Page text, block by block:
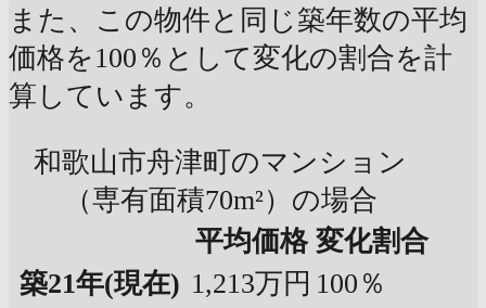
また、この物件と同じ築年数の平均
価格を100％として変化の割合を計
算しています。
和歌山市舟津町のマンション
（専有面積70m²）の場合
平均価格 変化割合
築21年(現在) 1,213万円 100％